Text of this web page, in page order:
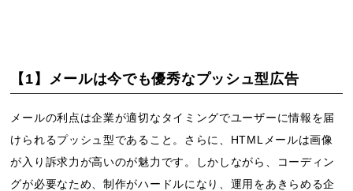
【1】メールは今でも優秀なプッシュ型広告
メールの利点は企業が適切なタイミングでユーザーに情報を届
けられるプッシュ型であること。さらに、HTMLメールは画像
が入り訴求力が高いのが魅力です。しかしながら、コーディン
グが必要なため、制作がハードルになり、運用をあきらめる企